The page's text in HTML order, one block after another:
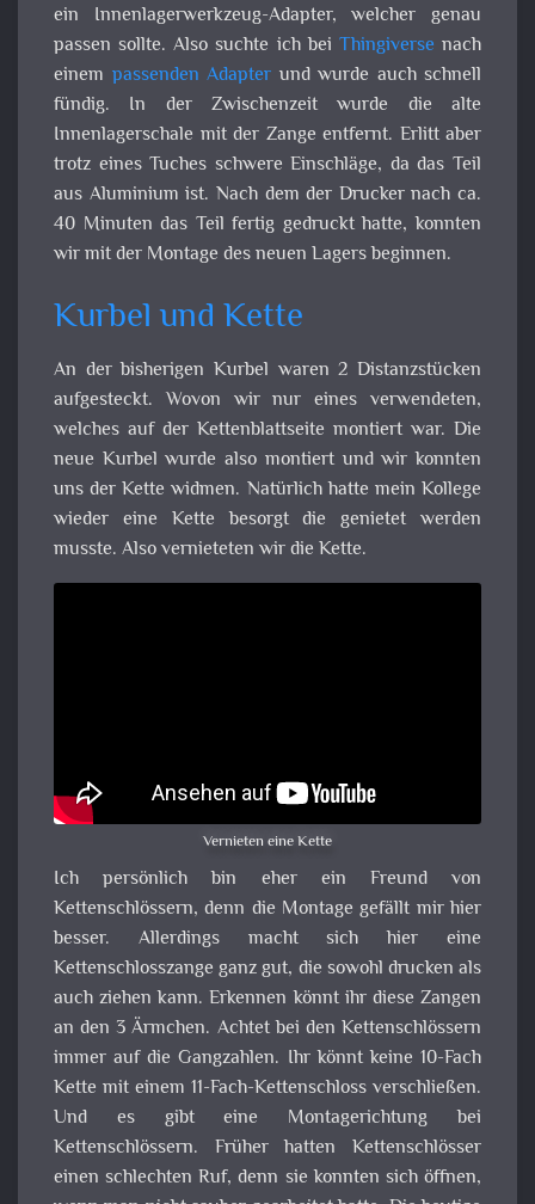
ein Innenlagerwerkzeug-Adapter, welcher genau
passen sollte. Also suchte ich bei Thingiverse nach
einem passenden Adapter und wurde auch schnell
fündig. In der Zwischenzeit wurde die alte
Innenlagerschale mit der Zange entfernt. Erlitt aber
trotz eines Tuches schwere Einschläge, da das Teil
aus Aluminium ist. Nach dem der Drucker nach ca.
40 Minuten das Teil fertig gedruckt hatte, konnten
wir mit der Montage des neuen Lagers beginnen.
Kurbel und Kette
An der bisherigen Kurbel waren 2 Distanzstücken
aufgesteckt. Wovon wir nur eines verwendeten,
welches auf der Kettenblattseite montiert war. Die
neue Kurbel wurde also montiert und wir konnten
uns der Kette widmen. Natürlich hatte mein Kollege
wieder eine Kette besorgt die genietet werden
musste. Also vernieteten wir die Kette.
Vernieten eine Kette
Ich persönlich bin eher ein Freund von
Kettenschlössern, denn die Montage gefällt mir hier
besser. Allerdings macht sich hier eine
Kettenschlosszange ganz gut, die sowohl drucken als
auch ziehen kann. Erkennen könnt ihr diese Zangen
an den 3 Ärmchen. Achtet bei den Kettenschlössern
immer auf die Gangzahlen. Ihr könnt keine 10-Fach
Kette mit einem 11-Fach-Kettenschloss verschließen.
Und es gibt eine Montagerichtung bei
Kettenschlössern. Früher hatten Kettenschlösser
einen schlechten Ruf, denn sie konnten sich öffnen,